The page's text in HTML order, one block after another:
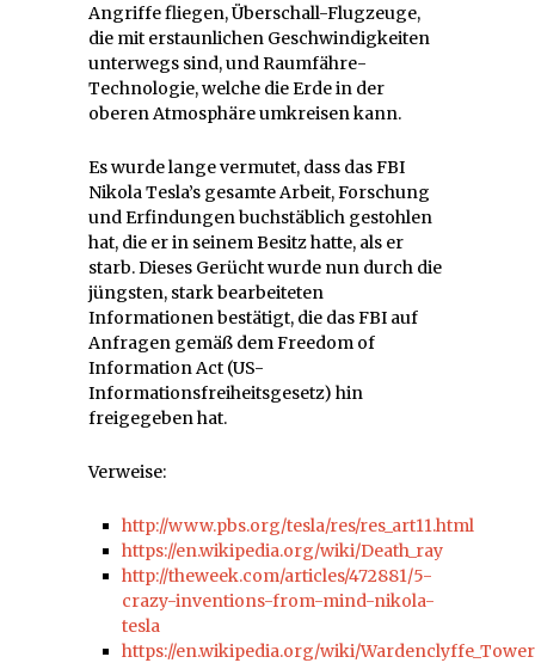
Angriffe fliegen, Überschall-Flugzeuge,
die mit erstaunlichen Geschwindigkeiten
unterwegs sind, und Raumfähre-
Technologie, welche die Erde in der
oberen Atmosphäre umkreisen kann.
Es wurde lange vermutet, dass das FBI
Nikola Tesla’s gesamte Arbeit, Forschung
und Erfindungen buchstäblich gestohlen
hat, die er in seinem Besitz hatte, als er
starb. Dieses Gerücht wurde nun durch die
jüngsten, stark bearbeiteten
Informationen bestätigt, die das FBI auf
Anfragen gemäß dem Freedom of
Information Act (US-
Informationsfreiheitsgesetz) hin
freigegeben hat.
Verweise:
http://www.pbs.org/tesla/res/res_art11.html
https://en.wikipedia.org/wiki/Death_ray
http://theweek.com/articles/472881/5-
crazy-inventions-from-mind-nikola-
tesla
https://en.wikipedia.org/wiki/Wardenclyffe_Tower